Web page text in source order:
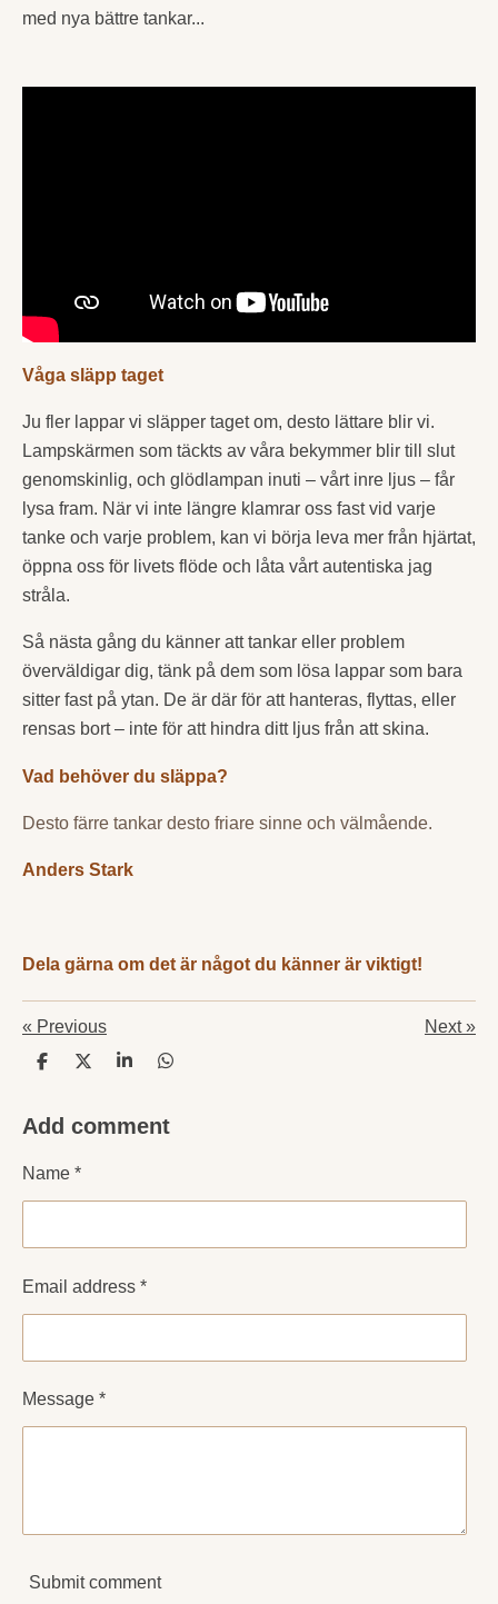
med nya bättre tankar...
Våga släpp taget
Ju fler lappar vi släpper taget om, desto lättare blir vi.
Lampskärmen som täckts av våra bekymmer blir till slut
genomskinlig, och glödlampan inuti – vårt inre ljus – får
lysa fram. När vi inte längre klamrar oss fast vid varje
tanke och varje problem, kan vi börja leva mer från hjärtat,
öppna oss för livets flöde och låta vårt autentiska jag
stråla.
Så nästa gång du känner att tankar eller problem
överväldigar dig, tänk på dem som lösa lappar som bara
sitter fast på ytan. De är där för att hanteras, flyttas, eller
rensas bort – inte för att hindra ditt ljus från att skina.
Vad behöver du släppa?
Desto färre tankar desto friare sinne och välmående.
Anders Stark
Dela gärna om det är något du känner är viktigt!
« Previous Next»
S
r
S
r
S
r
S
r
Add comment
Name *
Email address *
Message *
Submit comment